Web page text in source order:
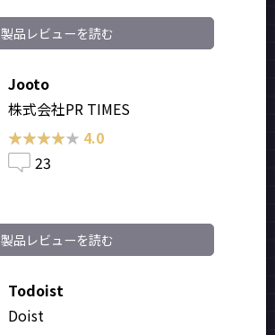
製品レビューを読む
Jooto
株式会社PR TIMES
★★★★★
★★★★★ 4.0
23
製品レビューを読む
Todoist
Doist